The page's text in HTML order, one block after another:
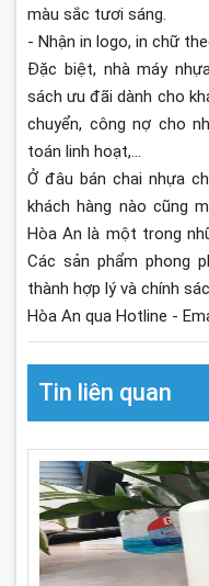
màu sắc tươi sáng.
- Nhận in logo, in chữ
Đặc biệt, nhà máy
sách ưu đãi dành cho
chuyển, công nợ cho
toán linh hoạt,...
Ở đâu bán chai nhựa
khách hàng nào cũng
Hòa An là một trong
Các sản phẩm phong
thành hợp lý và chính
Hòa An qua Hotline -
Tin liên quan